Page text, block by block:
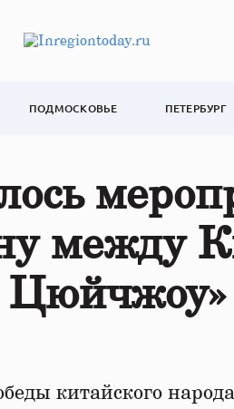
ПОДМОСКОВЬЕ ПЕТЕРБУРГ
между
китайского